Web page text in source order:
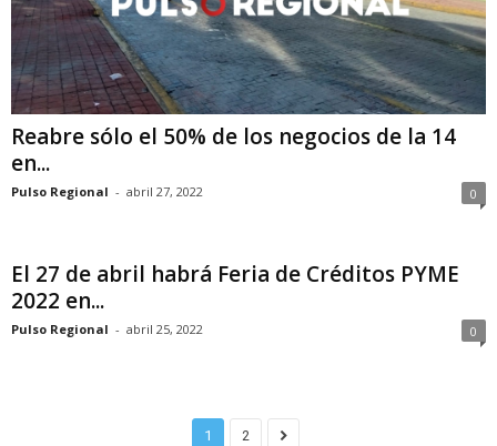
Reabre sólo el 50% de los negocios de la 14
en...
Pulso Regional - abril 27, 2022 0
El 27 de abril habrá Feria de Créditos PYME
2022 en...
Pulso Regional - abril 25, 2022 0
1 2